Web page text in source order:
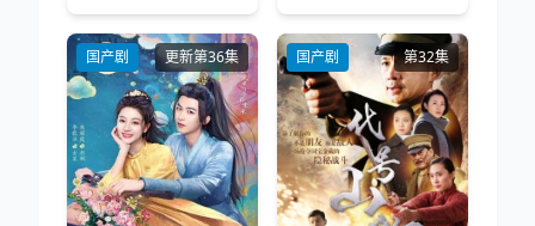
国产剧 更新第36集 国产剧 第32集